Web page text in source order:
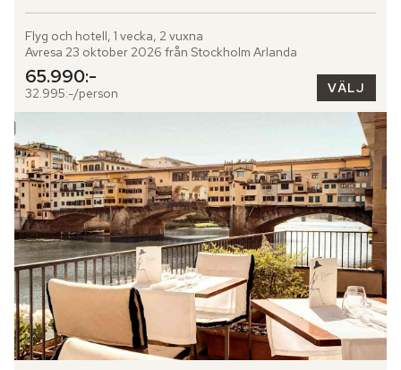
Flyg och hotell, 1 vecka, 2 vuxna
Avresa 23 oktober 2026 från Stockholm Arlanda
65.990:-
32.995:-/person VÄLJ